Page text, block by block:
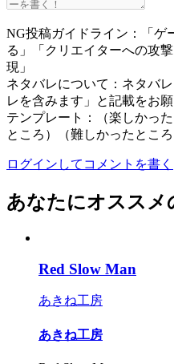
NG投稿ガイドライン：「ゲ
る」「クリエイターへの攻
現」
ネタバレについて：ネタバ
レを含みます」と記載をお願
テンプレート：（楽しかっ
ところ）（難しかったとこ
ログインしてコメントを書く
あなたにオススメ
Red Slow Man
あきね工房
あきね工房